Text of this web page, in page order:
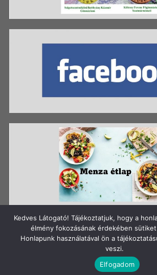
Szerzői jog: Szigetszentmiklósi
Gimnázium
Kedves Látogató! Tájékoztatjuk, hogy a
élmény fokozásának érdekében sütiket
Honlapunk használatával ön a
veszi.
Elfogadom